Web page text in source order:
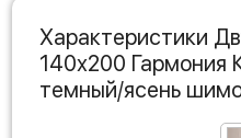
Характеристики
140х200 Гармония
темный/ясень